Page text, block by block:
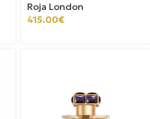
Roja London
415.00€